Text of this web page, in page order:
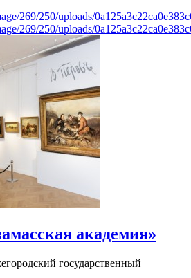
269/250/uploads/
269/250/uploads/
академия»
государственный